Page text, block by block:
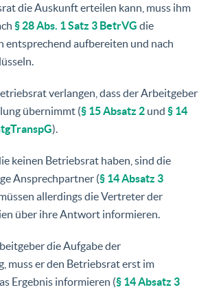
die Auskunft erteilen kann, muss ihm
§ 28 Abs. 1 Satz 3 BetrVG die
aufbereiten und nach
verlangen, dass der Arbeitgeber
übernimmt (§ 15 Absatz 2 und § 14
).
keinen Betriebsrat haben, sind die
Ansprechpartner (§ 14 Absatz 3
allerdings die Vertreter der
über ihre Antwort informieren.
die Aufgabe der
muss er den Betriebsrat erst im
Ergebnis informieren (§ 14 Absatz 3